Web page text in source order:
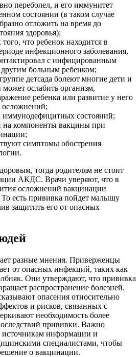
переболел, и его иммунитет
состоянии (в таком случае
отложить на время до
здоровья);
что ребенок находится в
инфекционного заболевания,
с инфицированным
больным ребенком;
детсада болеют многие дети и
ослабить организм,
ребенка или развитие у него
иммунодефицитных состояний;
на компоненты вакцины при
симптомы обострения
тогда родителям не стоит
АКДС. Врачи уверяют, что в
осложнений вакцинации
есть прививка пойдет малышу
защитить его от опасных
разные мнения. Приверженцы
от опасных инфекций, таких как
Они утверждают, что прививка
распространение болезней.
опасения относительно
и рисков, связанных с
необходимость более
прививки. Важно
информации и
специалистами, чтобы
о вакцинации.